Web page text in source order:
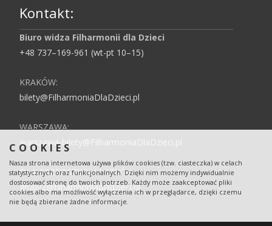
COOKIES
Nasza strona internetowa używa plików cookies (tzw. ciasteczka) w celach
statystycznych oraz funkcjonalnych. Dzięki nim możemy indywidualnie
dostosować stronę do twoich potrzeb. Każdy może zaakceptować pliki
cookies albo ma możliwość wyłączenia ich w przeglądarce, dzięki czemu
nie będą zbierane żadne informacje.
Kontakt:
Biuro widza Filharmonii dla Dzieci
+48 737–169-961 (wt-pt 10–15)
KRAKÓW:
bilety@FilharmoniaDlaDzieci.pl
WARSZAWA:
warszawa-bilety@FilharmoniaDlaDzieci.pl
DLA PRZEDSZKOLI I SZKÓŁ:
grupy2@filharmoniadladzieci.pl